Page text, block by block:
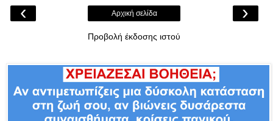
‹ ›
Αρχική σελίδα
Προβολή έκδοσης ιστού